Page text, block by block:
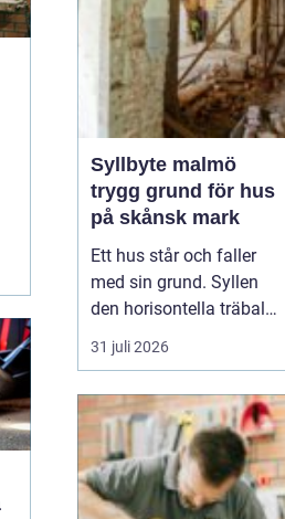
Syllbyte malmö
trygg grund för hus
på skånsk mark
Ett hus står och faller
med sin grund. Syllen
den horisontella träbalk
som bär upp väggarna
mot plattan eller
mest utsatta delarna i en
villa. I Malmö, med
fuktigt klimat, närhet till
havet och många hus
31 juli 2026